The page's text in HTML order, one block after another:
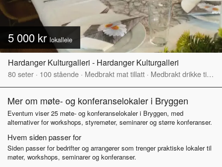
5 000 krlokalleie
Hardanger Kulturgalleri - Hardanger Kulturgalleri
80seter · 100stående · Medbrakt mat tillatt · Medbrakt drikke tillatt
Mer om møte- og konferanselokaler i Bryggen
Eventum viser 25 møte- og konferanselokaler i Bryggen, med
alternativer for workshops, styremøter, seminarer og større konferanser.
Hvem siden passer for
Siden passer for bedrifter og arrangører som trenger praktiske lokaler til
møter, workshops, seminarer og konferanser.